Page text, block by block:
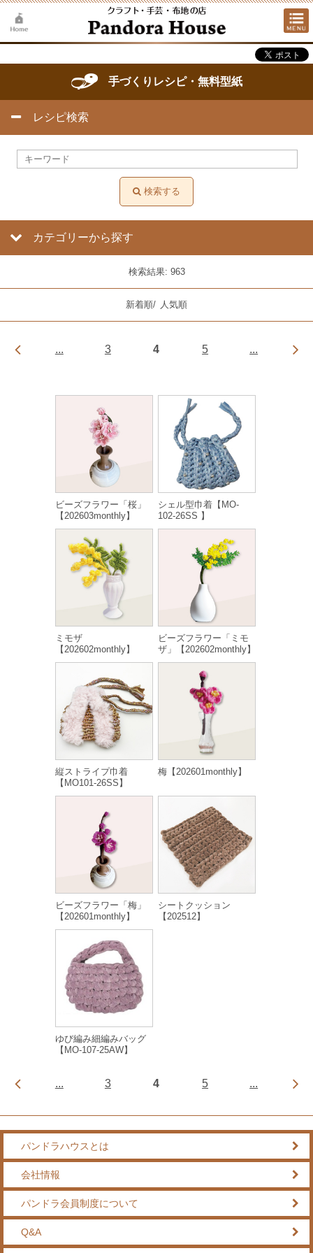
手づくりレシピ・無料型紙
レシピ検索
検索する
カテゴリーから探す
検索結果: 963
新着順/ 人気順
... 3 4 5 ...
ビーズフラワー「桜」
【202603monthly】
シェル型巾着【MO-
102-26SS 】
ミモザ
【202602monthly】
ビーズフラワー「ミモ
ザ」【202602monthly】
縦ストライプ巾着
【MO101-26SS】
梅【202601monthly】
ビーズフラワー「梅」
【202601monthly】
シートクッション
【202512】
ゆび編み細編みバッグ
【MO-107-25AW】
... 3 4 5 ...
パンドラハウスとは
会社情報
パンドラ会員制度について
Q&A